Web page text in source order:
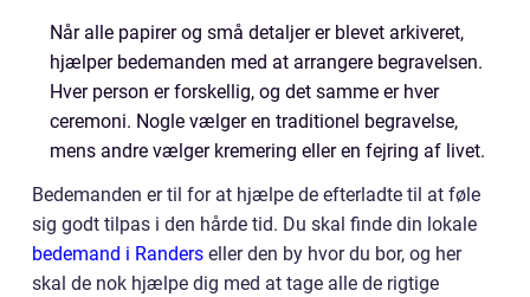
Når alle papirer og små detaljer er blevet arkiveret,
hjælper bedemanden med at arrangere begravelsen.
Hver person er forskellig, og det samme er hver
ceremoni. Nogle vælger en traditionel begravelse,
mens andre vælger kremering eller en fejring af livet.
Bedemanden er til for at hjælpe de efterladte til at føle
sig godt tilpas i den hårde tid. Du skal finde din lokale
bedemand i Randers eller den by hvor du bor, og her
skal de nok hjælpe dig med at tage alle de rigtige